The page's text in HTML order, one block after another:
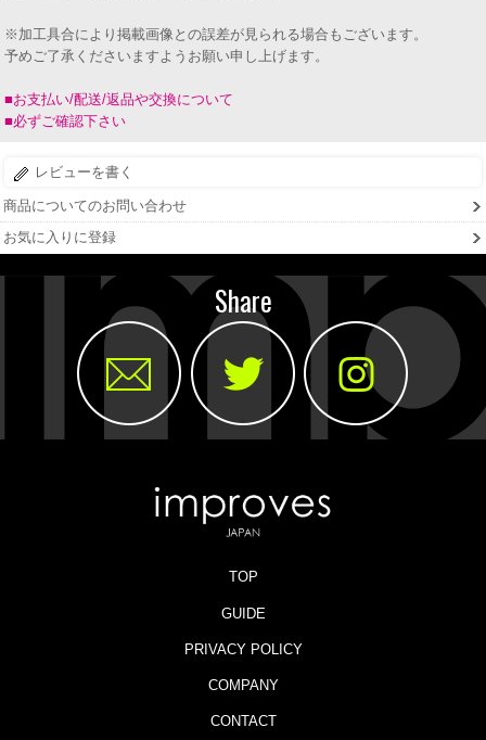
※加工具合により掲載画像との誤差が見られる場合もございます。
予めご了承くださいますようお願い申し上げます。
■お支払い/配送/返品や交換について
■必ずご確認下さい
レビューを書く
商品についてのお問い合わせ
お気に入りに登録
Share
TOP
GUIDE
PRIVACY POLICY
COMPANY
CONTACT